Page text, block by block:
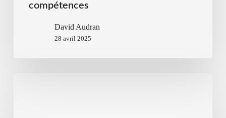
compétences
David Audran
28 avril 2025